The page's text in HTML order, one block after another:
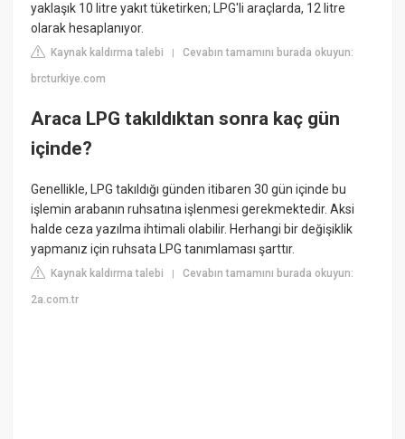
yaklaşık 10 litre yakıt tüketirken; LPG'li araçlarda, 12 litre
olarak hesaplanıyor.
Kaynak kaldırma talebi |Cevabın tamamını burada okuyun:
brcturkiye.com
Araca LPG takıldıktan sonra kaç gün
içinde?
Genellikle, LPG takıldığı günden itibaren 30 gün içinde bu
işlemin arabanın ruhsatına işlenmesi gerekmektedir. Aksi
halde ceza yazılma ihtimali olabilir. Herhangi bir değişiklik
yapmanız için ruhsata LPG tanımlaması şarttır.
Kaynak kaldırma talebi |Cevabın tamamını burada okuyun:
2a.com.tr